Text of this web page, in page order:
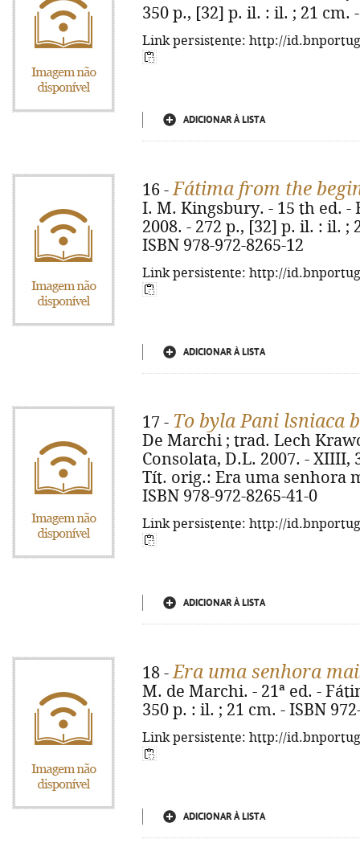
350 p., [32] p. il. : il. ; 21 cm.
Link persistente: http://
ADICIONAR À LISTA
16 -Fátima from the
I. M. Kingsbury. - 15 th ed. -
2008. - 272 p., [32] p. il. : il. ;
ISBN 978-972-8265-12
Link persistente: http://
ADICIONAR À LISTA
17 - To byla Pani lsniaca
De Marchi ; trad. Lech
Consolata, D.L. 2007. - XIIII,
Tít. orig.: Era uma senhora
ISBN 978-972-8265-41-0
Link persistente: http://
ADICIONAR À LISTA
18 -Era uma senhora
M. de Marchi. - 21ª ed. -
350 p. : il. ; 21 cm. - ISBN
Link persistente: http://
ADICIONAR À LISTA